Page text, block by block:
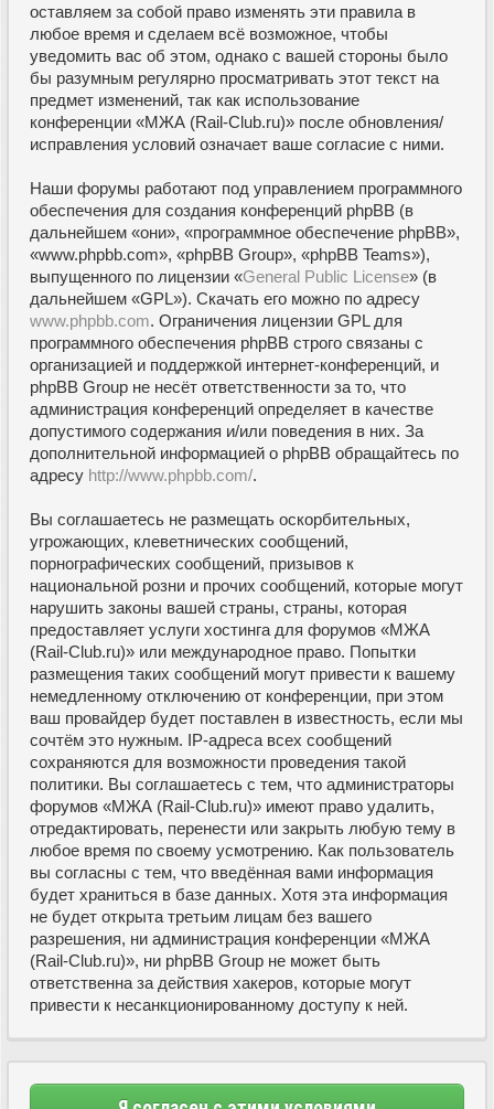
оставляем за собой право изменять эти правила в
любое время и сделаем всё возможное, чтобы
уведомить вас об этом, однако с вашей стороны было
бы разумным регулярно просматривать этот текст на
предмет изменений, так как использование
конференции «МЖА (Rail-Club.ru)» после обновления/
исправления условий означает ваше согласие с ними.
Наши форумы работают под управлением программного
обеспечения для создания конференций phpBB (в
дальнейшем «они», «программное обеспечение phpBB»,
«www.phpbb.com», «phpBB Group», «phpBB Teams»),
выпущенного по лицензии «General Public License» (в
дальнейшем «GPL»). Скачать его можно по адресу
www.phpbb.com. Ограничения лицензии GPL для
программного обеспечения phpBB строго связаны с
организацией и поддержкой интернет-конференций, и
phpBB Group не несёт ответственности за то, что
администрация конференций определяет в качестве
допустимого содержания и/или поведения в них. За
дополнительной информацией о phpBB обращайтесь по
адресу http://www.phpbb.com/.
Вы соглашаетесь не размещать оскорбительных,
угрожающих, клеветнических сообщений,
порнографических сообщений, призывов к
национальной розни и прочих сообщений, которые могут
нарушить законы вашей страны, страны, которая
предоставляет услуги хостинга для форумов «МЖА
(Rail-Club.ru)» или международное право. Попытки
размещения таких сообщений могут привести к вашему
немедленному отключению от конференции, при этом
ваш провайдер будет поставлен в известность, если мы
сочтём это нужным. IP-адреса всех сообщений
сохраняются для возможности проведения такой
политики. Вы соглашаетесь с тем, что администраторы
форумов «МЖА (Rail-Club.ru)» имеют право удалить,
отредактировать, перенести или закрыть любую тему в
любое время по своему усмотрению. Как пользователь
вы согласны с тем, что введённая вами информация
будет храниться в базе данных. Хотя эта информация
не будет открыта третьим лицам без вашего
разрешения, ни администрация конференции «МЖА
(Rail-Club.ru)», ни phpBB Group не может быть
ответственна за действия хакеров, которые могут
привести к несанкционированному доступу к ней.